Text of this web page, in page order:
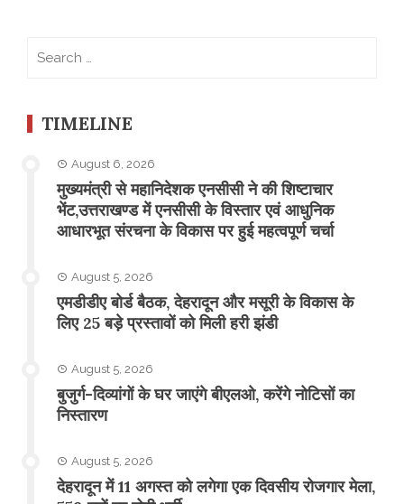
TIMELINE
August 6, 2026
मुख्यमंत्री से महानिदेशक एनसीसी ने की शिष्टाचार
भेंट,उत्तराखण्ड में एनसीसी के विस्तार एवं आधुनिक
आधारभूत संरचना के विकास पर हुई महत्वपूर्ण चर्चा
August 5, 2026
एमडीडीए बोर्ड बैठक, देहरादून और मसूरी के विकास के
लिए 25 बड़े प्रस्तावों को मिली हरी झंडी
August 5, 2026
बुजुर्ग-दिव्यांगों के घर जाएंगे बीएलओ, करेंगे नोटिसों का
निस्तारण
August 5, 2026
​देहरादून में 11 अगस्त को लगेगा एक दिवसीय रोजगार मेला,